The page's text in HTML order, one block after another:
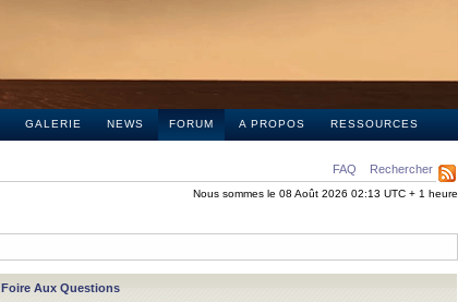
GALERIE NEWS FORUM A PROPOS RESSOURCES
FAQ Rechercher
Nous sommes le 08 Août 2026 02:13 UTC + 1 heure
Foire Aux Questions